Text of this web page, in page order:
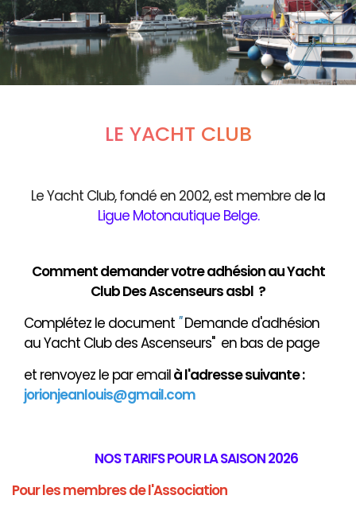
LE YACHT CLUB
Le Yacht Club, fondé en 2002, est membre de la
Ligue Motonautique Belge.
Comment demander votre adhésion au Yacht
Club Des Ascenseurs asbl ?
Complétez le document "Demande d'adhésion
au Yacht Club des Ascenseurs" en bas de page
et renvoyez le par emailàl'adresse suivante :
jorionjeanlouis@gmail.com
NOS TARIFS POUR LA SAISON 2026
Pour les membres de l'Association